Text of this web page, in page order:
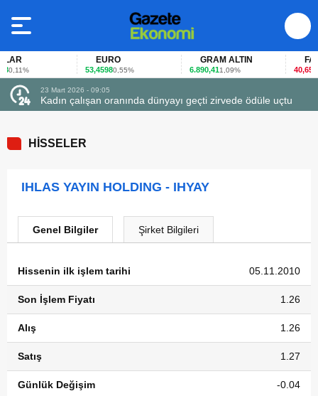
0,11%
EURO
53,45980,55%
GRAM ALTIN
6.890,411,09%
FAİZ
40,65-
23 Mart 2026 - 09:05
Kadın çalışan oranında dünyayı geçti zirvede ödüle uçtu
HİSSELER
IHLAS YAYIN HOLDING - IHYAY
Genel Bilgiler Şirket Bilgileri
Hissenin ilk işlem tarihi 05.11.2010
Son İşlem Fiyatı 1.26
Alış 1.26
Satış 1.27
Günlük Değişim -0.04